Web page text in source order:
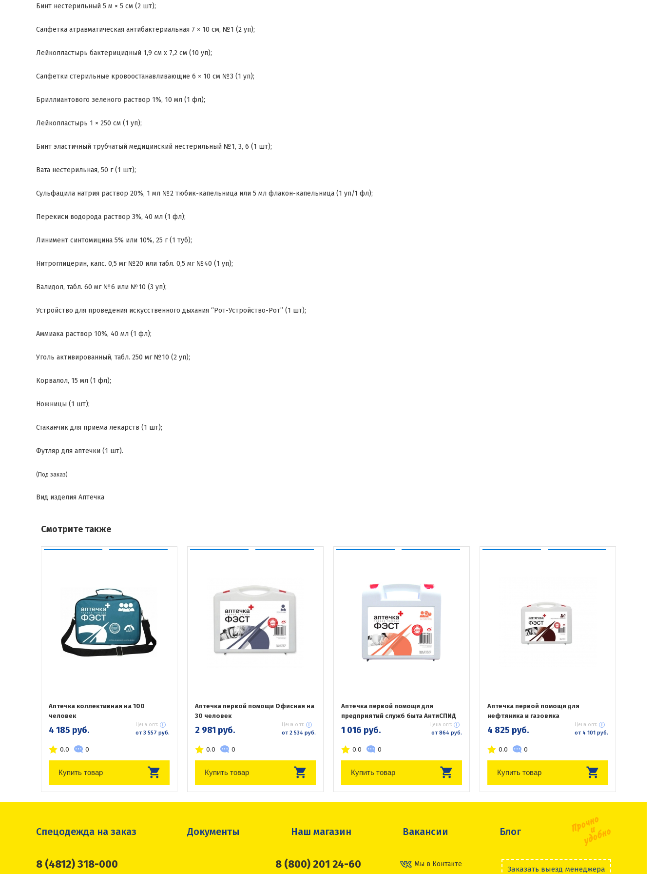
Бинт нестерильный 5 м × 5 см (2 шт);
Салфетка атравматическая антибактериальная 7 × 10 см, №1 (2 уп);
Лейкопластырь бактерицидный 1,9 см x 7,2 см (10 уп);
Салфетки стерильные кровоостанавливающие 6 × 10 см №3 (1 уп);
Бриллиантового зеленого раствор 1%, 10 мл (1 фл);
Лейкопластырь 1 × 250 см (1 уп);
Бинт эластичный трубчатый медицинский нестерильный №1, 3, 6 (1 шт);
Вата нестерильная, 50 г (1 шт);
Сульфацила натрия раствор 20%, 1 мл №2 тюбик-капельница или 5 мл флакон-капельница (1 уп/1 фл);
Перекиси водорода раствор 3%, 40 мл (1 фл);
Линимент синтомицина 5% или 10%, 25 г (1 туб);
Нитроглицерин, капс. 0,5 мг №20 или табл. 0,5 мг №40 (1 уп);
Валидол, табл. 60 мг №6 или №10 (3 уп);
Устройство для проведения искусственного дыхания “Рот-Устройство-Рот” (1 шт);
Аммиака раствор 10%, 40 мл (1 фл);
Уголь активированный, табл. 250 мг №10 (2 уп);
Корвалол, 15 мл (1 фл);
Ножницы (1 шт);
Стаканчик для приема лекарств (1 шт);
Футляр для аптечки (1 шт).
(Под заказ)
Вид изделия Аптечка
Смотрите также
Аптечка коллективная на 100
человек
4 185 руб. Цена опт:
от 3 557 руб.
0.0 0
Купить товар
Аптечка первой помощи Офисная на
30 человек
2 981 руб. Цена опт:
от 2 534 руб.
0.0 0
Купить товар
Аптечка первой помощи для
предприятий служб быта АнтиСПИД
1 016 руб. Цена опт:
от 864 руб.
0.0 0
Купить товар
Аптечка первой помощи для
нефтяника и газовика
4 825 руб. Цена опт:
от 4 101 руб.
0.0 0
Купить товар
Спецодежда на заказ Документы Наш магазин Вакансии Блог
8 (4812) 318-000 8 (800) 201 24-60 Мы в Контакте
Заказать выезд менеджера